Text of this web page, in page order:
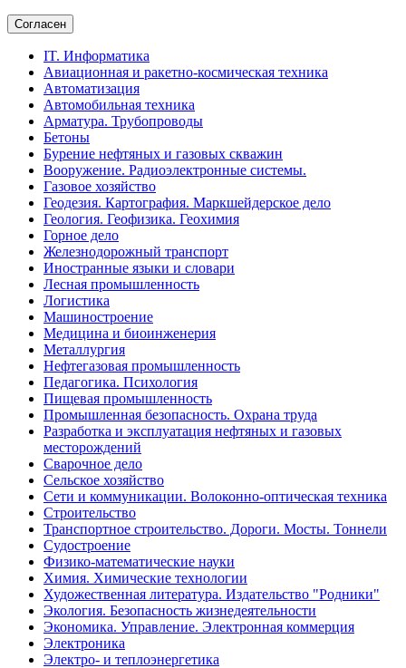
Согласен
IT. Информатика
Авиационная и ракетно-космическая техника
Автоматизация
Автомобильная техника
Арматура. Трубопроводы
Бетоны
Бурение нефтяных и газовых скважин
Вооружение. Радиоэлектронные системы.
Газовое хозяйство
Геодезия. Картография. Маркшейдерское дело
Геология. Геофизика. Геохимия
Горное дело
Железнодорожный транспорт
Иностранные языки и словари
Лесная промышленность
Логистика
Машиностроение
Медицина и биоинженерия
Металлургия
Нефтегазовая промышленность
Педагогика. Психология
Пищевая промышленность
Промышленная безопасность. Охрана труда
Разработка и эксплуатация нефтяных и газовых
месторождений
Сварочное дело
Сельское хозяйство
Сети и коммуникации. Волоконно-оптическая техника
Строительство
Транспортное строительство. Дороги. Мосты. Тоннели
Судостроение
Физико-математические науки
Химия. Химические технологии
Художественная литература. Издательство "Родники"
Экология. Безопасность жизнедеятельности
Экономика. Управление. Электронная коммерция
Электроника
Электро- и теплоэнергетика